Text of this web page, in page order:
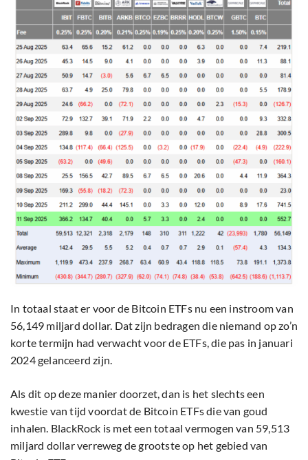
In totaal staat er voor de Bitcoin ETFs nu een instroom van
56,149 miljard dollar. Dat zijn bedragen die niemand op zo’n
korte termijn had verwacht voor de ETFs, die pas in januari
2024 gelanceerd zijn.
Als dit op deze manier doorzet, dan is het slechts een
kwestie van tijd voordat de Bitcoin ETFs die van goud
inhalen. BlackRock is met een totaal vermogen van 59,513
miljard dollar verreweg de grootste op het gebied van